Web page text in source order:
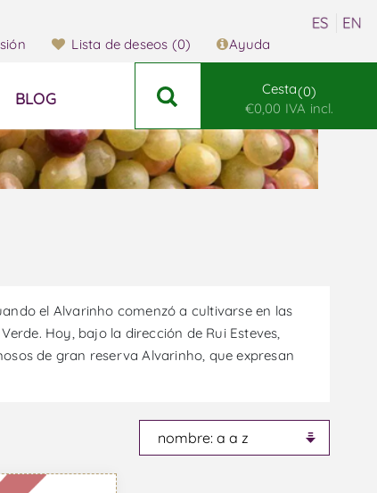
Lista de deseos (0) Ayuda
BLOG
Cesta 0
€0,00 IVA incl.
el Alvarinho comenzó a cultivarse en las
Hoy, bajo la dirección de Rui Esteves,
de gran reserva Alvarinho, que expresan